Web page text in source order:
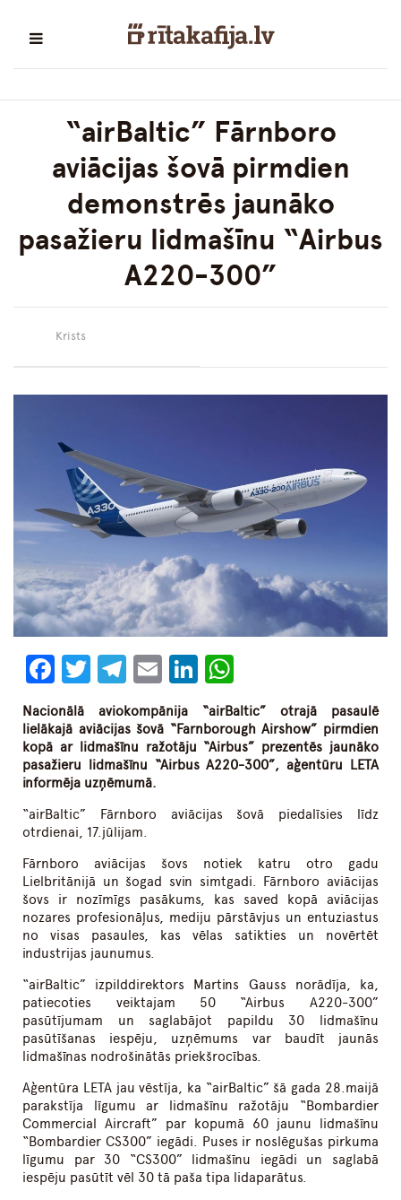
“airBaltic” Fārnboro
aviācijas šovā pirmdien
demonstrēs jaunāko
pasažieru lidmašīnu “Airbus
A220-300”
Krists
Facebook
Twitter
Telegram
EmailLinkedIn
Nacionālā aviokompānija “airBaltic” otrajā pasaulē
lielākajā aviācijas šovā “Farnborough Airshow” pirmdien
kopā ar lidmašīnu ražotāju “Airbus” prezentēs jaunāko
pasažieru lidmašīnu “Airbus A220-300”, aģentūru LETA
informēja uzņēmumā.
“airBaltic” Fārnboro aviācijas šovā piedalīsies līdz
otrdienai, 17.jūlijam.
Fārnboro aviācijas šovs notiek katru otro gadu
Lielbritānijā un šogad svin simtgadi. Fārnboro aviācijas
šovs ir nozīmīgs pasākums, kas saved kopā aviācijas
nozares profesionāļus, mediju pārstāvjus un entuziastus
no visas pasaules, kas vēlas satikties un novērtēt
industrijas jaunumus.
“airBaltic” izpilddirektors Martins Gauss norādīja, ka,
patiecoties veiktajam 50 “Airbus A220-300”
pasūtījumam un saglabājot papildu 30 lidmašīnu
pasūtīšanas iespēju, uzņēmums var baudīt jaunās
lidmašīnas nodrošinātās priekšrocības.
Aģentūra LETA jau vēstīja, ka “airBaltic” šā gada 28.maijā
parakstīja līgumu ar lidmašīnu ražotāju “Bombardier
Commercial Aircraft” par kopumā 60 jaunu lidmašīnu
“Bombardier CS300” iegādi. Puses ir noslēgušas pirkuma
līgumu par 30 “CS300” lidmašīnu iegādi un saglabā
iespēju pasūtīt vēl 30 tā paša tipa lidaparātus.